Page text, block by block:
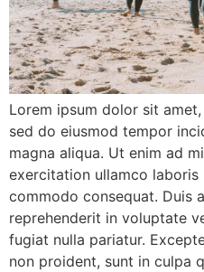
Lorem ipsum dolor sit
sed do eiusmod tempor
magna aliqua. Ut enim ad
exercitation ullamco laboris
commodo consequat. Duis
reprehenderit in voluptate
fugiat nulla pariatur.
non proident, sunt in culpa